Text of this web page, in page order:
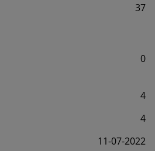
37
0
4
4
‎11-07-2022